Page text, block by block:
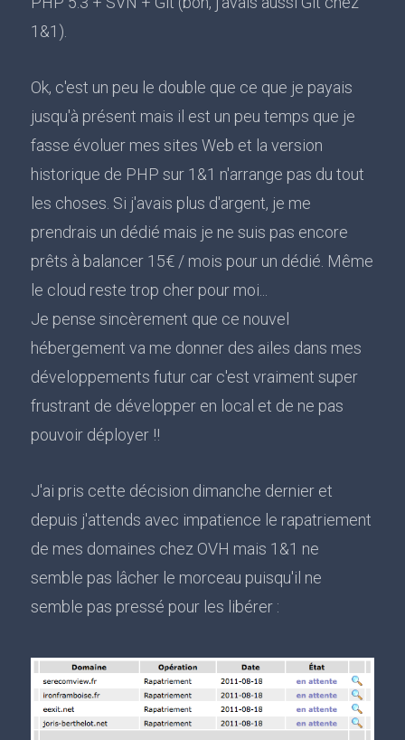
1&1).
Ok, c'est un peu le double que ce que je payais
jusqu'à présent mais il est un peu temps que je
fasse évoluer mes sites Web et la version
historique de PHP sur 1&1 n'arrange pas du tout
les choses. Si j'avais plus d'argent, je me
prendrais un dédié mais je ne suis pas encore
prêts à balancer 15€ / mois pour un dédié. Même
le cloud reste trop cher pour moi...
Je pense sincèrement que ce nouvel
hébergement va me donner des ailes dans mes
développements futur car c'est vraiment super
frustrant de développer en local et de ne pas
pouvoir déployer !!
J'ai pris cette décision dimanche dernier et
depuis j'attends avec impatience le rapatriement
de mes domaines chez OVH mais 1&1 ne
semble pas lâcher le morceau puisqu'il ne
semble pas pressé pour les libérer :